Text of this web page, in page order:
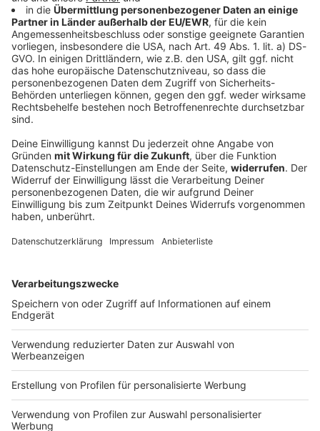
Hohe Wellen auf Bodensee - Frau fällt von
Motorboot
Nach einem Unwetter suchen rund 200 Einsatzkräfte
den Bodensee nach einer Frau ab. Was hinter der
DEINE GEMERKTEN ARTIKEL
Du hast dir noch keine Artikel gemerkt
Markiere sie hierfür mit einem